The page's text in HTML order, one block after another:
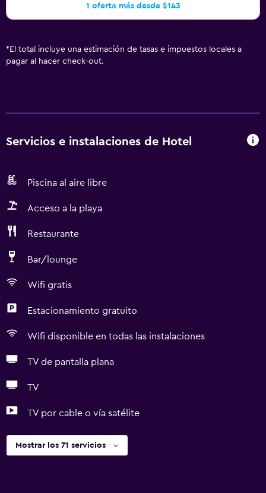
1 oferta más desde $143
* El total incluye una estimación de tasas e impuestos locales a
pagar al hacer check-out.
Servicios e instalaciones de Hotel
Piscina al aire libre
Acceso a la playa
Restaurante
Bar/lounge
Wifi gratis
Estacionamiento gratuito
Wifi disponible en todas las instalaciones
TV de pantalla plana
TV
TV por cable o vía satélite
Mostrar los 71 servicios